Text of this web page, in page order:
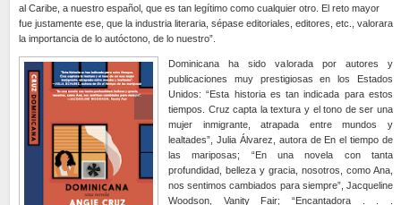
al Caribe, a nuestro español, que es tan legítimo como cualquier otro. El reto mayor
fue justamente ese, que la industria literaria, sépase editoriales, editores, etc., valorara
la importancia de lo autóctono, de lo nuestro”.
Dominicana ha sido valorada por autores y
publicaciones muy prestigiosas en los Estados
Unidos: “Esta historia es tan indicada para estos
tiempos. Cruz capta la textura y el tono de ser una
mujer inmigrante, atrapada entre mundos y
lealtades”, Julia Álvarez, autora de En el tiempo de
las mariposas; “En una novela con tanta
profundidad, belleza y gracia, nosotros, como Ana,
nos sentimos cambiados para siempre”, Jacqueline
Woodson, Vanity Fair; “Encantadora . . .